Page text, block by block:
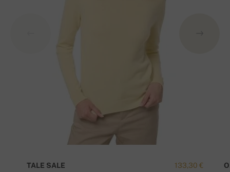
133,30 €
TALE SALE